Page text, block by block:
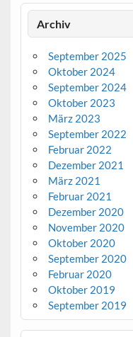
Archiv
September 2025
Oktober 2024
September 2024
Oktober 2023
März 2023
September 2022
Februar 2022
Dezember 2021
März 2021
Februar 2021
Dezember 2020
November 2020
Oktober 2020
September 2020
Februar 2020
Oktober 2019
September 2019